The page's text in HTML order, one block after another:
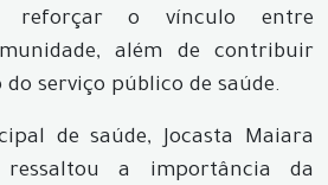
reforçar o vínculo entre
além de contribuir
serviço público de saúde.
de saúde, Jocasta Maiara
ressaltou a importância da